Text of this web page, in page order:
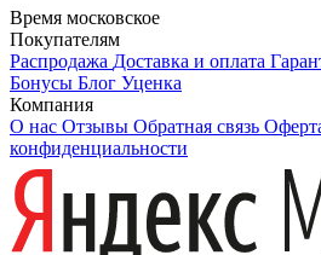
Время московское
Покупателям
Распродажа Доставка и оплата
Бонусы Блог Уценка
Компания
О нас Отзывы Обратная связь
конфиденциальности